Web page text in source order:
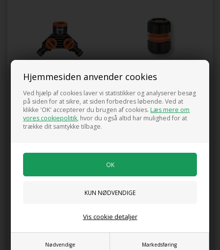
Hjemmesiden anvender cookies
Ved hjælp af cookies laver vi statistikker og analyserer besøg
på siden for at sikre, at siden forbedres løbende. Ved at
klikke 'OK' accepterer du brugen af cookies.Læs mere om
vores cookiepolitik, hvor du også altid har mulighed for at
trække dit samtykke tilbage.
Nødvendige Markedsføring
Vis cookie detaljer
Claber Y-stykke BL Pakning